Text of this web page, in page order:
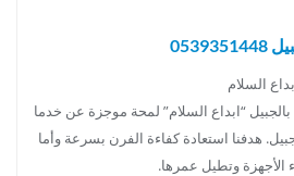
الغاز باستخدام أدوات قياس متخ
الحساسات والأجزاء الكهربائية ل
ضمان سلامة التشغيل.
إصلاح الأجزاء التالفة أو استبدا
لرفع كفاءة التشغيل وتقليل تك
السلام
“ابداع السلام” لمحة موجزة عن خدما
هدفنا استعادة كفاءة الفرن بسرعة وأما
وتطيل عمرها.